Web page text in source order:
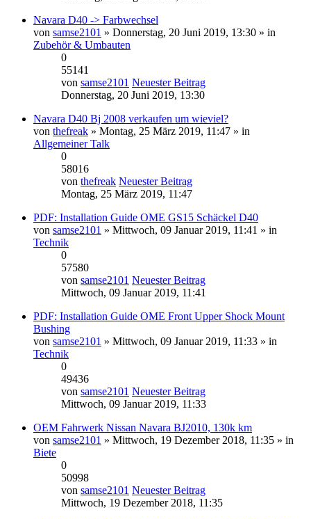
Navara D40 -> Farbwechsel
von samse2101 » Donnerstag, 20 Juni 2019, 13:30 » in
Zubehör & Umbauten
0
55141
von samse2101 Neuester Beitrag
Donnerstag, 20 Juni 2019, 13:30
Navara D40 Bj 2008 verkaufen um wieviel?
von thefreak » Montag, 25 März 2019, 11:47 » in
Allgemeiner Talk
0
58016
von thefreak Neuester Beitrag
Montag, 25 März 2019, 11:47
PDF: Installation Guide OME GS15 Schäckel D40
von samse2101 » Mittwoch, 09 Januar 2019, 11:41 » in
Technik
0
57580
von samse2101 Neuester Beitrag
Mittwoch, 09 Januar 2019, 11:41
PDF: Installation Guide OME Front Upper Shock Mount
Bushing
von samse2101 » Mittwoch, 09 Januar 2019, 11:33 » in
Technik
0
49436
von samse2101 Neuester Beitrag
Mittwoch, 09 Januar 2019, 11:33
OEM Fahrwerk Nissan Navara BJ2010, 130k km
von samse2101 » Mittwoch, 19 Dezember 2018, 11:35 » in
Biete
0
50998
von samse2101 Neuester Beitrag
Mittwoch, 19 Dezember 2018, 11:35